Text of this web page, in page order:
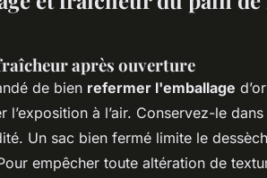
après ouverture
de bien refermer l'emballage
à l’air. Conservez-le
Un sac bien fermé limite le
empêcher toute altération de